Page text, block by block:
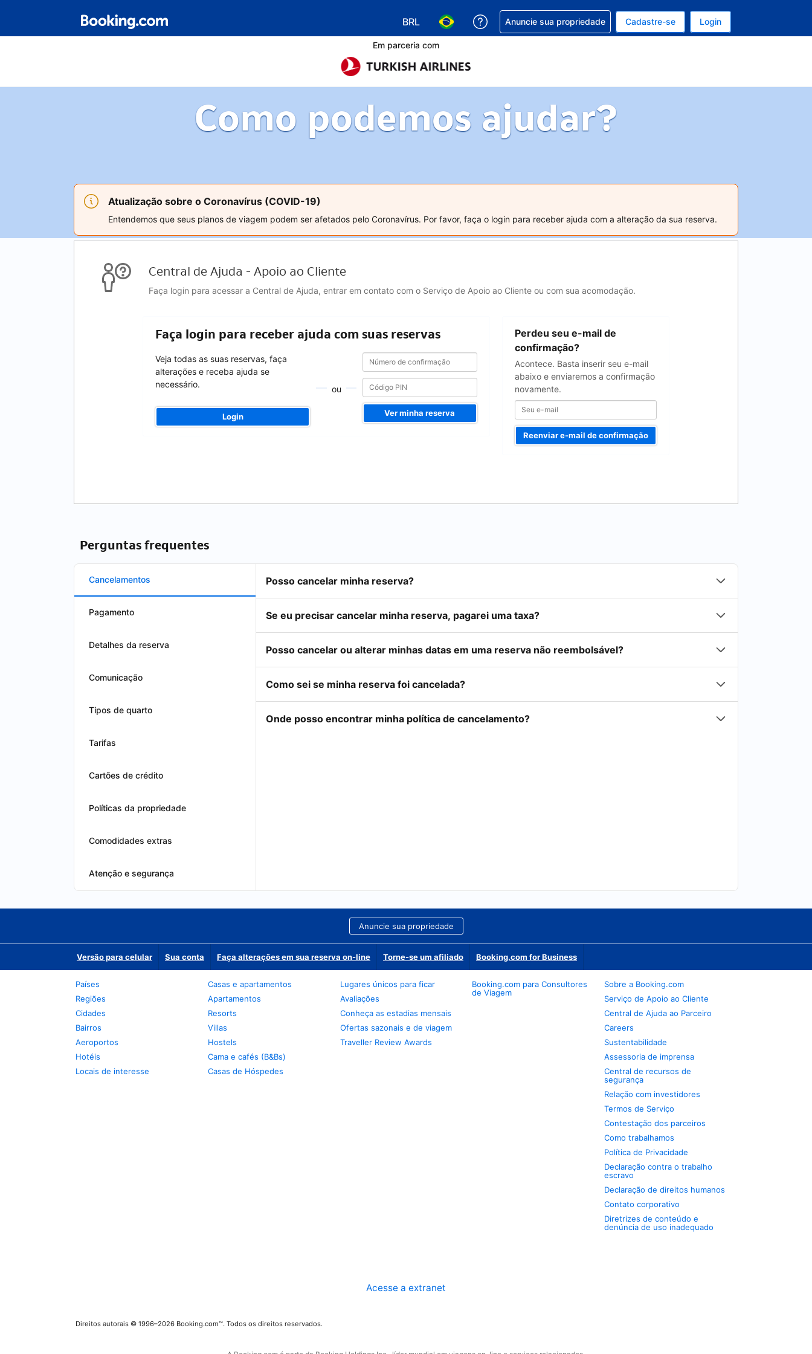
BRL
Escolha sua moeda. Atualmente, sua moeda é: Real
Escolha seu idioma. Atualmente, seu idioma é: Português (Brasil)
Receber ajuda com sua reserva
Anuncie sua propriedade Cadastre-se Login
Em parceria com
Como podemos ajudar?
Atualização sobre o Coronavírus (COVID-19)
Entendemos que seus planos de viagem podem ser afetados pelo Coronavírus. Por favor, faça o login para receber ajuda com a alteração da sua reserva.
Central de Ajuda - Apoio ao Cliente
Faça login para acessar a Central de Ajuda, entrar em contato com o Serviço de Apoio ao Cliente ou com sua acomodação.
Faça login para receber ajuda com suas reservas
Veja todas as suas reservas, faça
alterações e receba ajuda se
necessário.
Login
ou
Número
de
confirmação
Número
confirmação
Ver minha reserva
Perdeu seu e-mail de
confirmação?
Acontece. Basta inserir seu e-mail
abaixo e enviaremos a confirmação
novamente.
Reenviar e-mail de confirmação
Perguntas frequentes
Cancelamentos
Pagamento
Detalhes da reserva
Comunicação
Tipos de quarto
Tarifas
Cartões de crédito
Políticas da propriedade
Comodidades extras
Atenção e segurança
Posso cancelar minha reserva?
Se eu precisar cancelar minha reserva, pagarei uma taxa?
Posso cancelar ou alterar minhas datas em uma reserva não reembolsável?
Como sei se minha reserva foi cancelada?
Onde posso encontrar minha política de cancelamento?
Anuncie sua propriedade
Versão para celular Sua conta Faça alterações em sua reserva on-line Torne-se um afiliado Booking.com for Business
Países
Regiões
Cidades
Bairros
Aeroportos
Hotéis
Locais de interesse
Casas e apartamentos
Apartamentos
Resorts
Villas
Hostels
Cama e cafés (B&Bs)
Casas de Hóspedes
Lugares únicos para ficar
Avaliações
Conheça as estadias mensais
Ofertas sazonais e de viagem
Traveller Review Awards
Booking.com para Consultores
de Viagem
Sobre a Booking.com
Serviço de Apoio ao Cliente
Central de Ajuda ao Parceiro
Careers
Sustentabilidade
Assessoria de imprensa
Central de recursos de
segurança
Relação com investidores
Termos de Serviço
Contestação dos parceiros
Como trabalhamos
Política de Privacidade
Declaração contra o trabalho
escravo
Declaração de direitos humanos
Contato corporativo
Diretrizes de conteúdo e
denúncia de uso inadequado
Acesse a extranet
Direitos autorais © 1996–2026 Booking.com™. Todos os direitos reservados.